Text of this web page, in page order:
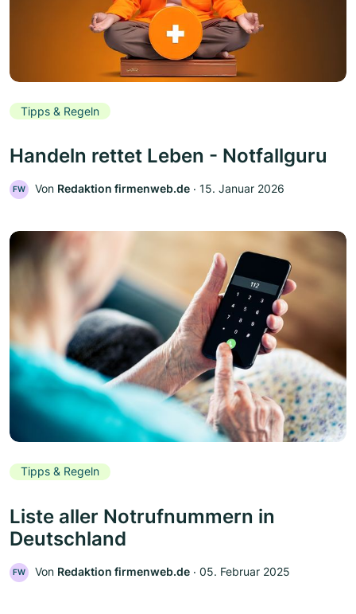
Tipps & Regeln
Handeln rettet Leben - Notfallguru
FW Von Redaktion firmenweb.de ‧ 15. Januar 2026
Tipps & Regeln
Liste aller Notrufnummern in
Deutschland
FW Von Redaktion firmenweb.de ‧ 05. Februar 2025